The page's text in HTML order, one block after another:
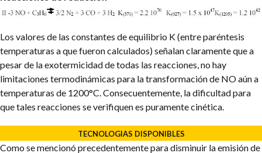
Los valores de las constantes de equilibrio K (entre paréntesis
temperaturas a que fueron calculados) señalan claramente que a
pesar de la exotermicidad de todas las reacciones, no hay
limitaciones termodinámicas para la transformación de NO aún a
temperaturas de 1200°C. Consecuentemente, la dificultad para
que tales reacciones se verifiquen es puramente cinética.
TECNOLOGIAS DISPONIBLES
Como se mencionó precedentemente para disminuir la emisión de